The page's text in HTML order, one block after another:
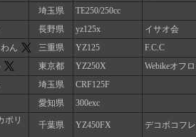
埼玉県 TE250/250cc
長野県 yz125x イサオ会
ん 三重県 YZ125 F.C.C
東京都 YZ250X Webikeオフ
埼玉県 CRF125F
愛知県 300exc
ポリ
千葉県 YZ450FX デコボコフ